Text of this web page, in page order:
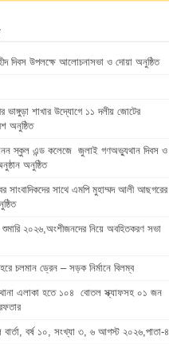
দিবস উপলক্ষে আলোচনাসভা ও দোয়া অনুষ্ঠিত
ভাঙ্গুড়া শাখার উদ্যোগে ১১ দলীয় জোটের
অনুষ্ঠিত
স্কুল এন্ড কলেজে জুলাই গণঅভ্যুথান দিবস ও
অনুষ্ঠিত
সাংবাদিকদের সাথে এমপি মুহাম্মদ আলী আছগরের
শুমারি ২০২৬,অংশীজনদের নিয়ে অবহিতকরণ সভা
চলমান ড্রেন – সড়ক নির্মানে বিলম্ব
এলাকা হতে ১০৪ বোতল স্ক্যাফসহ ০১ জন
বার্তা, বর্ষ ১০, সংখ্যা ৩, ৬ আগস্ট ২০২৬,পাতা-৪